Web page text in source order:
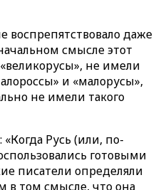
воспрепятствовало даже
смысле этот
не имели
и «малорусы»,
не имели такого
Русь (или, по-
готовыми
писатели определяли
в том смысле, что она